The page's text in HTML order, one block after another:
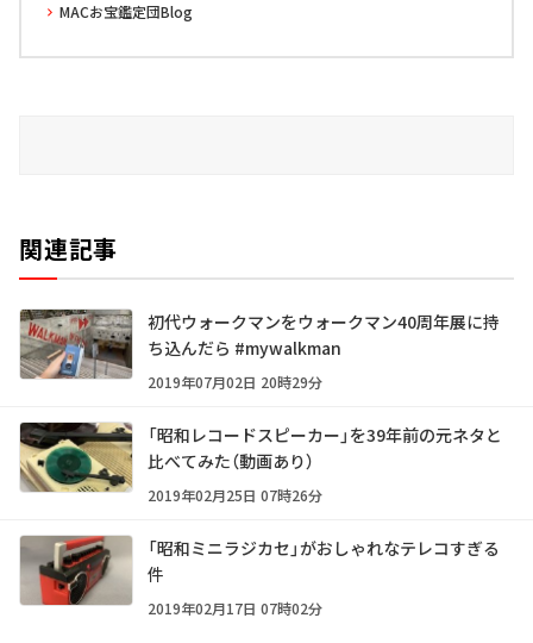
MACお宝鑑定団Blog
関連記事
初代ウォークマンをウォークマン40周年展に持
ち込んだら #mywalkman
2019年07月02日 20時29分
「昭和レコードスピーカー」を39年前の元ネタと
比べてみた（動画あり）
2019年02月25日 07時26分
「昭和ミニラジカセ」がおしゃれなテレコすぎる
件
2019年02月17日 07時02分